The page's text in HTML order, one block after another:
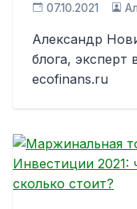
07.10.2021
Александр
блога, эксперт
ecofinans.ru